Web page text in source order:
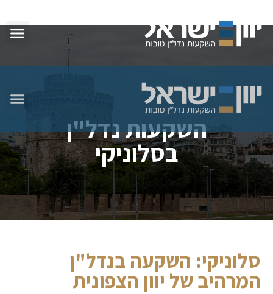
השקעות נדל"ן
בסלוניקי
סלוניקי: השקעה בנדל"ן
המרהיב של יוון הצפונית